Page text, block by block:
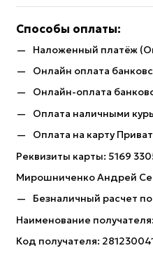
Способы оплаты:
Наложенный платёж
Онлайн оплата
Онлайн-оплата
Оплата наличными
Оплата на карту
Реквизиты карты: 5169
Мирошниченко Андрей
Безналичный расчет
Наименование
Код получателя: